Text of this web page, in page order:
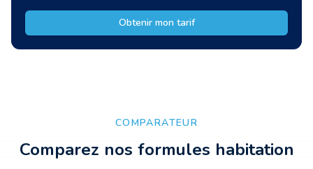
Obtenir mon tarif
COMPARATEUR
Comparez nos formules habitation